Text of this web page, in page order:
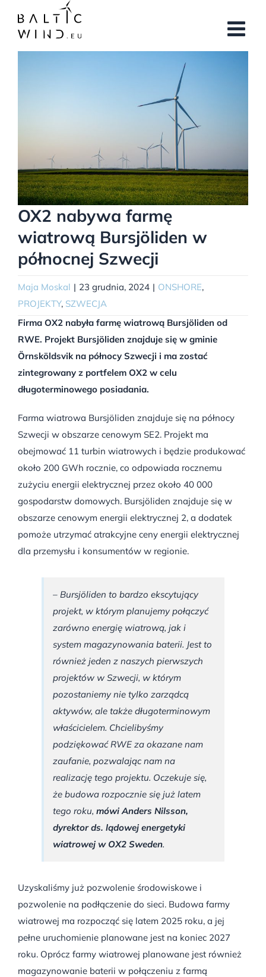
zawartości
OX2 nabywa farmę
wiatrową Bursjöliden w
północnej Szwecji
Maja Moskal | 23 grudnia, 2024 | ONSHORE,
PROJEKTY, SZWECJA
Firma OX2 nabyła farmę wiatrową Bursjöliden od
RWE. Projekt Bursjöliden znajduje się w gminie
Örnsköldsvik na północy Szwecji i ma zostać
zintegrowany z portfelem OX2 w celu
długoterminowego posiadania.
Farma wiatrowa Bursjöliden znajduje się na północy
Szwecji w obszarze cenowym SE2. Projekt ma
obejmować 11 turbin wiatrowych i będzie produkować
około 200 GWh rocznie, co odpowiada rocznemu
zużyciu energii elektrycznej przez około 40 000
gospodarstw domowych. Bursjöliden znajduje się w
obszarze cenowym energii elektrycznej 2, a dodatek
pomoże utrzymać atrakcyjne ceny energii elektrycznej
dla przemysłu i konsumentów w regionie.
– Bursjöliden to bardzo ekscytujący
projekt, w którym planujemy połączyć
zarówno energię wiatrową, jak i
system magazynowania baterii. Jest to
również jeden z naszych pierwszych
projektów w Szwecji, w którym
pozostaniemy nie tylko zarządcą
aktywów, ale także długoterminowym
właścicielem. Chcielibyśmy
podziękować RWE za okazane nam
zaufanie, pozwalając nam na
realizację tego projektu. Oczekuje się,
że budowa rozpocznie się już latem
tego roku, mówi Anders Nilsson,
dyrektor ds. lądowej energetyki
wiatrowej w OX2 Sweden.
Uzyskaliśmy już pozwolenie środowiskowe i
pozwolenie na podłączenie do sieci. Budowa farmy
wiatrowej ma rozpocząć się latem 2025 roku, a jej
pełne uruchomienie planowane jest na koniec 2027
roku. Oprócz farmy wiatrowej planowane jest również
magazynowanie baterii w połączeniu z farmą